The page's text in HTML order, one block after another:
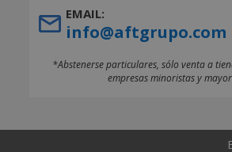
EMAIL:
info@aftgrupo.com
*Abstenerse particulares, sólo venta a
empresas minoristas y